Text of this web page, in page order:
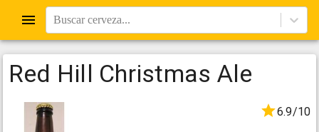
Buscar cerveza...
Red Hill Christmas Ale
6.9/10